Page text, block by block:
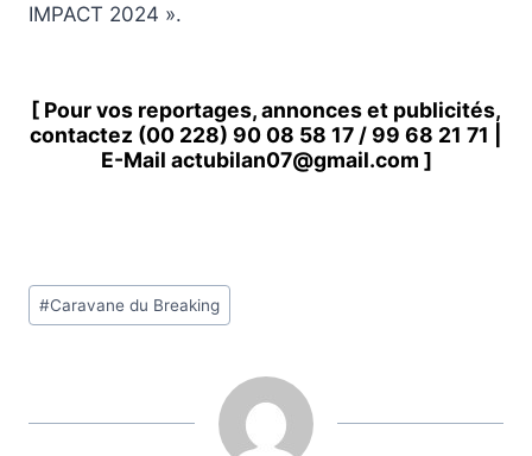
IMPACT 2024 ».
[ Pour vos reportages, annonces et publicités,
contactez (00 228) 90 08 58 17 / 99 68 21 71
E-Mail actubilan07@gmail.com ]
Étiquettes
de
#Caravane du Breaking